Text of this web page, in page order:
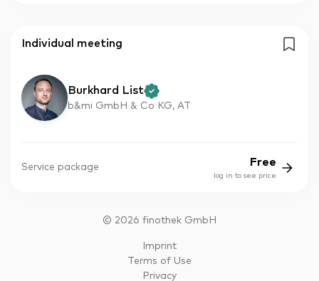
Individual meeting
Burkhard List
b&mi GmbH & Co KG, AT
Service package Free
log in to see price
© 2026 finothek GmbH
Imprint
Terms of Use
Privacy